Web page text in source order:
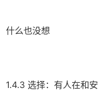
什么也没想
1.4.3 选择：有人在和